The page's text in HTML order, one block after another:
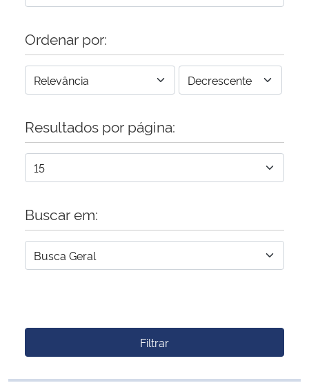
Ordenar por:
Resultados por página:
Buscar em:
Filtrar